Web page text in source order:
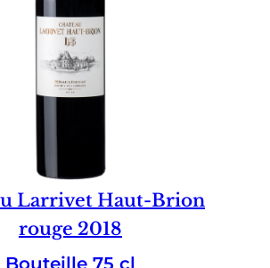
Larrivet Haut-Brion
rouge 2018